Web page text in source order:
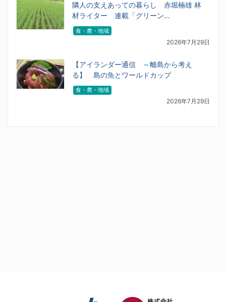
隣人の支えあっての暮らし 赤堀楠雄 林
材ライター 連載「グリーン…
食・農・地域
2026年7月29日
【アイランダー通信 ～離島から考え
る】 島の魚とワールドカップ
食・農・地域
2026年7月29日